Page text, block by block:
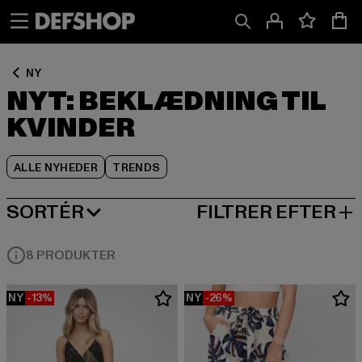
NY
NYT: BEKLÆDNING TIL
KVINDER
ALLE NYHEDER TRENDS
SORTÉR
NY I FILTRER EFTER
8 PRODUKTER
NY -13% NY -26%